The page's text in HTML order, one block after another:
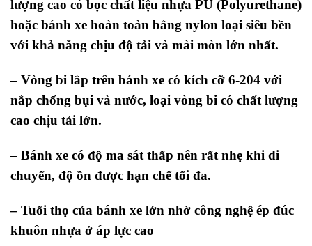
lượng cao có bọc chất liệu nhựa PU (Polyurethane)
hoặc bánh xe hoàn toàn bằng nylon loại siêu bền
với khả năng chịu độ tải và mài mòn lớn nhất.
– Vòng bi lắp trên bánh xe có kích cỡ 6-204 với
nắp chống bụi và nước, loại vòng bi có chất lượng
cao chịu tải lớn.
– Bánh xe có độ ma sát thấp nên rất nhẹ khi di
chuyển, độ ồn được hạn chế tối đa.
– Tuổi thọ của bánh xe lớn nhờ công nghệ ép đúc
khuôn nhựa ở áp lực cao